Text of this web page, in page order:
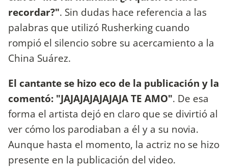
recordar?". Sin dudas hace referencia a las
palabras que utilizó Rusherking cuando
rompió el silencio sobre su acercamiento a la
China Suárez.
El cantante se hizo eco de la publicación y la
comentó: "JAJAJAJAJAJAJA TE AMO". De esa
forma el artista dejó en claro que se divirtió al
ver cómo los parodiaban a él y a su novia.
Aunque hasta el momento, la actriz no se hizo
presente en la publicación del video.